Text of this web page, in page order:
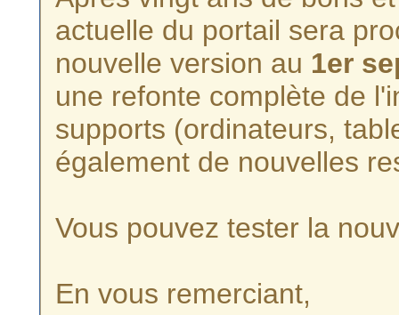
actuelle du portail sera
nouvelle version au 1er
une refonte complète de
supports (ordinateurs,
également de nouvelles
Vous pouvez tester la
En vous remerciant,